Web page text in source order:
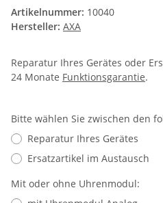
Artikelnummer: 10040
Hersteller: AXA
Reparatur Ihres Gerätes oder
24 Monate Funktionsgarantie.
Bitte wählen Sie zwischen den
Reparatur Ihres Gerätes
Ersatzartikel im Austausch
Mit oder ohne Uhrenmodul: